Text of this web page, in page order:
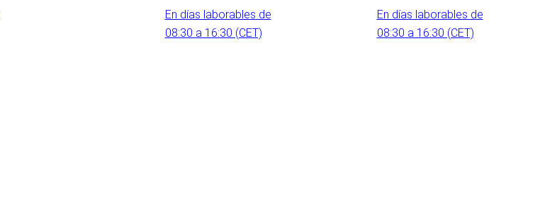
En días laborables de
08:30 a 16:30 (CET)
En días laborables de
08:30 a 16:30 (CET)